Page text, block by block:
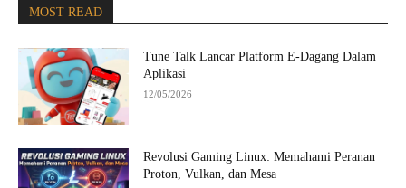
MOST READ
Tune Talk Lancar Platform E-Dagang Dalam
Aplikasi
12/05/2026
Revolusi Gaming Linux: Memahami Peranan
Proton, Vulkan, dan Mesa